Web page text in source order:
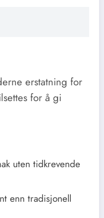
erstatning for
for å gi
uten tidkrevende
enn tradisjonell